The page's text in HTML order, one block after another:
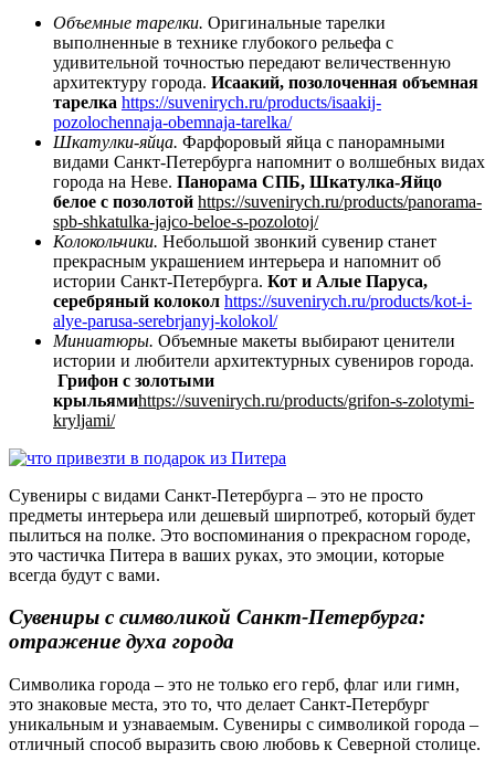
Объемные тарелки. Оригинальные тарелки
выполненные в технике глубокого рельефа с
удивительной точностью передают величественную
архитектуру города. Исаакий, позолоченная объемная
тарелка https://suvenirych.ru/products/isaakij-
pozolochennaja-obemnaja-tarelka/
Шкатулки-яйца. Фарфоровый яйца с панорамными
видами Санкт-Петербурга напомнит о волшебных видах
города на Неве. Панорама СПБ, Шкатулка-Яйцо
белое с позолотой https://suvenirych.ru/products/panorama-
spb-shkatulka-jajco-beloe-s-pozolotoj/
Колокольчики. Небольшой звонкий сувенир станет
прекрасным украшением интерьера и напомнит об
истории Санкт-Петербурга. Кот и Алые Паруса,
серебряный колокол https://suvenirych.ru/products/kot-i-
alye-parusa-serebrjanyj-kolokol/
Миниатюры. Объемные макеты выбирают ценители
истории и любители архитектурных сувениров города.
Грифон с золотыми
крыльямиhttps://suvenirych.ru/products/grifon-s-zolotymi-
kryljami/
Сувениры с видами Санкт-Петербурга – это не просто
предметы интерьера или дешевый ширпотреб, который будет
пылиться на полке. Это воспоминания о прекрасном городе,
это частичка Питера в ваших руках, это эмоции, которые
всегда будут с вами.
Сувениры с символикой Санкт-Петербурга:
отражение духа города
Символика города – это не только его герб, флаг или гимн,
это знаковые места, это то, что делает Санкт-Петербург
уникальным и узнаваемым. Сувениры с символикой города –
отличный способ выразить свою любовь к Северной столице.